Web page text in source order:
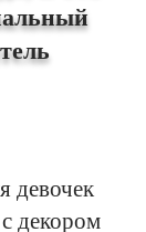
девочек
декором